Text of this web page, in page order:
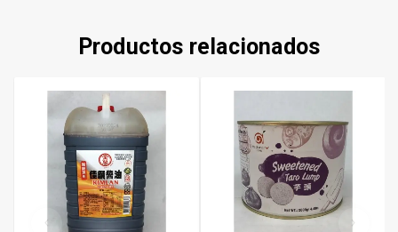
Productos relacionados